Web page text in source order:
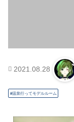
2021.08.28
温泉行ってモデルルーム